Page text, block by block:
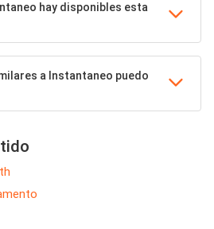
hay disponibles esta
a Instantaneo puedo